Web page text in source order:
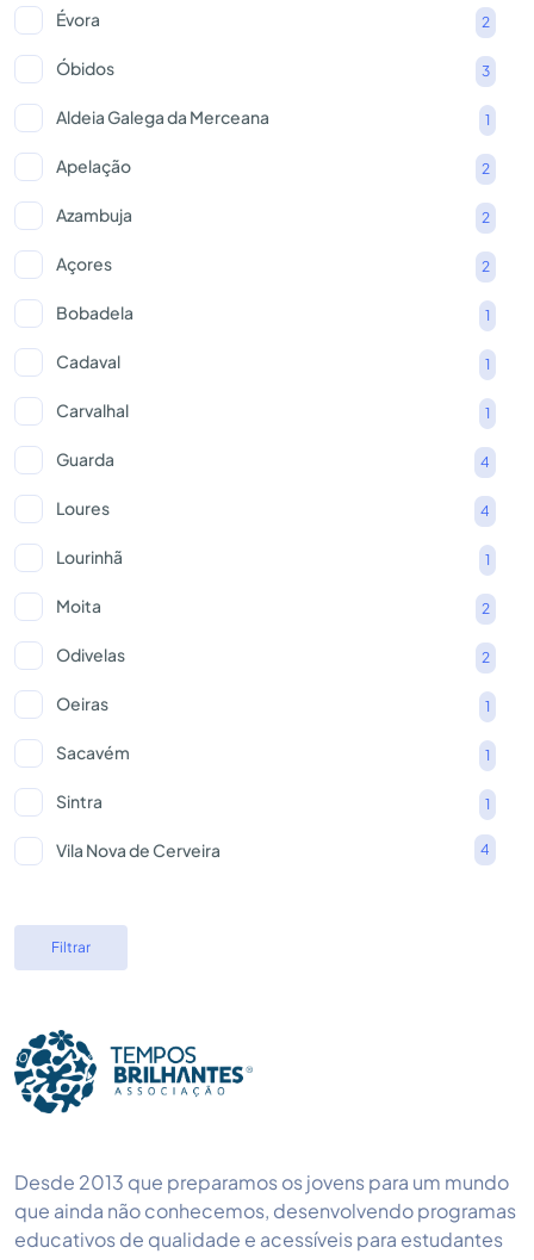
Évora 2
Óbidos 3
Aldeia Galega da Merceana 1
Apelação 2
Azambuja 2
Açores 2
Bobadela 1
Cadaval 1
Carvalhal 1
Guarda 4
Loures 4
Lourinhã 1
Moita 2
Odivelas 2
Oeiras 1
Sacavém 1
Sintra 1
Vila Nova de Cerveira 4
Filtrar
Desde 2013 que preparamos os jovens para um mundo
que ainda não conhecemos, desenvolvendo programas
educativos de qualidade e acessíveis para estudantes